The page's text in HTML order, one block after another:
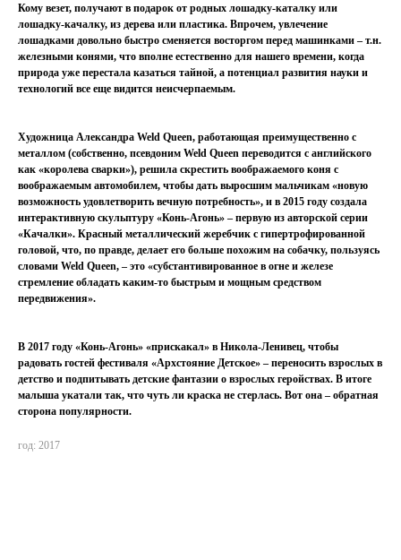
Кому везет, получают в подарок от родных лошадку-каталку или
лошадку-качалку, из дерева или пластика. Впрочем, увлечение
лошадками довольно быстро сменяется восторгом перед машинками – т.н.
железными конями, что вполне естественно для нашего времени, когда
природа уже перестала казаться тайной, а потенциал развития науки и
технологий все еще видится неисчерпаемым.
Художница Александра Weld Queen, работающая преимущественно с
металлом (собственно, псевдоним Weld Queen переводится с английского
как «королева сварки»), решила скрестить воображаемого коня с
воображаемым автомобилем, чтобы дать выросшим мальчикам «новую
возможность удовлетворить вечную потребность», и в 2015 году создала
интерактивную скульптуру «Конь-Агонь» – первую из авторской серии
«Качалки». Красный металлический жеребчик с гипертрофированной
головой, что, по правде, делает его больше похожим на собачку, пользуясь
словами Weld Queen, – это «субстантивированное в огне и железе
стремление обладать каким-то быстрым и мощным средством
передвижения».
В 2017 году «Конь-Агонь» «прискакал» в Никола-Ленивец, чтобы
радовать гостей фестиваля «Архстояние Детское» – переносить взрослых в
детство и подпитывать детские фантазии о взрослых геройствах. В итоге
малыша укатали так, что чуть ли краска не стерлась. Вот она – обратная
сторона популярности.
год: 2017